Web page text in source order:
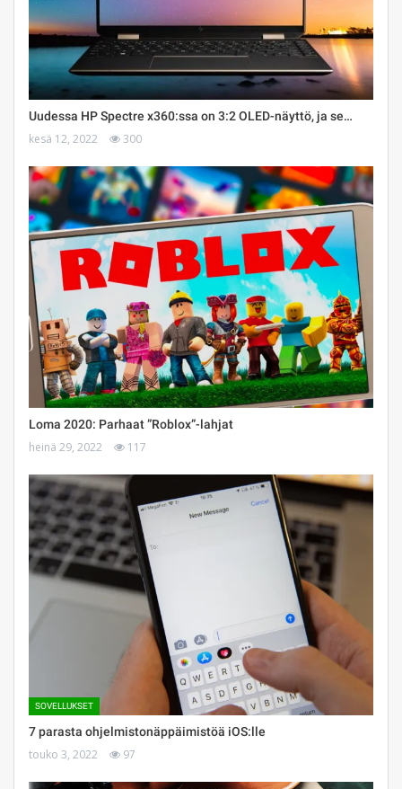
Uudessa HP Spectre x360:ssa on 3:2 OLED-näyttö, ja se…
kesä 12, 2022 300
Loma 2020: Parhaat ”Roblox”-lahjat
heinä 29, 2022 117
SOVELLUKSET
7 parasta ohjelmistonäppäimistöä iOS:lle
touko 3, 2022 97